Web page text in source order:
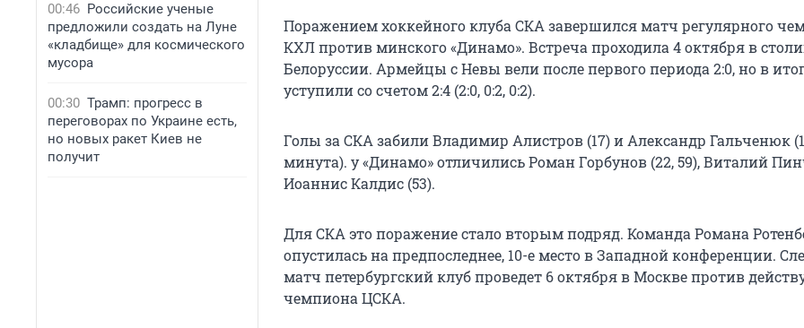
00:46 Российские ученые
предложили создать на Луне
«кладбище» для космического
мусора
00:30 Трамп: прогресс в
переговорах по Украине есть,
но новых ракет Киев не
получит
Поражением хоккейного клуба СКА завершился матч регулярного
КХЛ против минского «Динамо». Встреча проходила 4 октября в
Белоруссии. Армейцы с Невы вели после первого периода 2:0, но в
уступили со счетом 2:4 (2:0, 0:2, 0:2).
Голы за СКА забили Владимир Алистров (17) и Александр Гальченюк
минута). у «Динамо» отличились Роман Горбунов (22, 59), Виталий
Иоаннис Калдис (53).
Для СКА это поражение стало вторым подряд. Команда Романа
опустилась на предпоследнее, 10-е место в Западной конференции.
матч петербургский клуб проведет 6 октября в Москве против
чемпиона ЦСКА.